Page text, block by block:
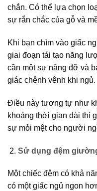
chắn. Có thể lựa chọn
sự rắn chắc của gỗ và
Khi bạn chìm vào giấc
giai đoạn tái tạo năng
cần một sự nâng đỡ và
giác chênh vênh khi ngủ.
Điều này tương tự như
khoảng thời gian dài thì
sự mỏi mệt cho người
Sử dụng đệm
Một chiếc đệm có khả
có một giấc ngủ ngon